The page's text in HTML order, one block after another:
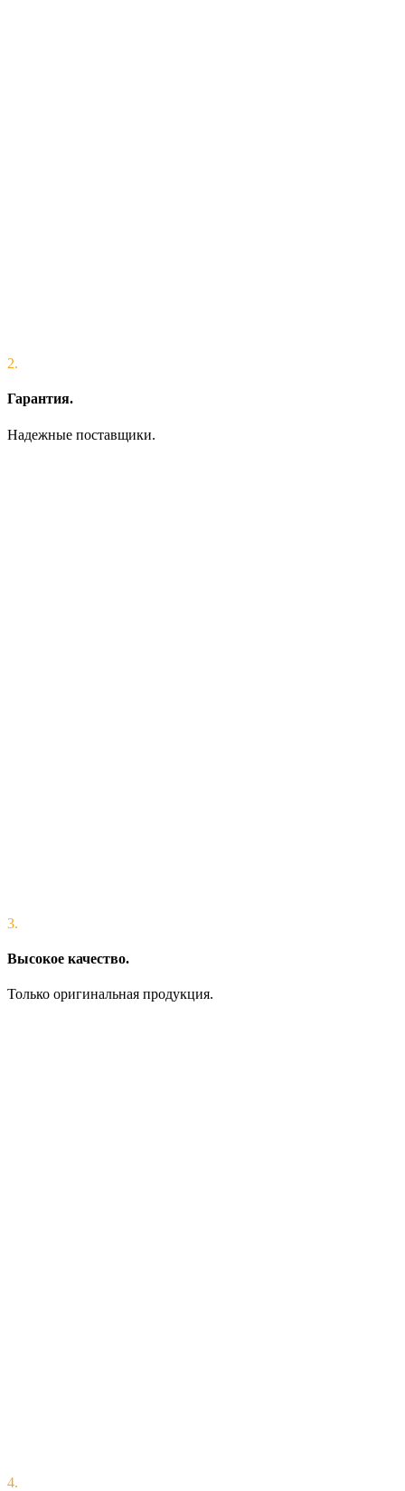
2.
Гарантия.
Надежные поставщики.
3.
Высокое качество.
Только оригинальная продукция.
4.